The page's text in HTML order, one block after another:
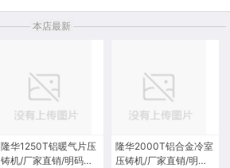
本店最新
隆华1250T铝暖气片压
铸机/厂家直销/明码标
隆华2000T铝合金冷室
压铸机/厂家直销/明码